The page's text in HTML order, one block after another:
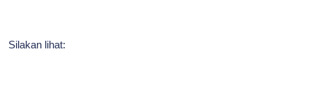
Silakan lihat: